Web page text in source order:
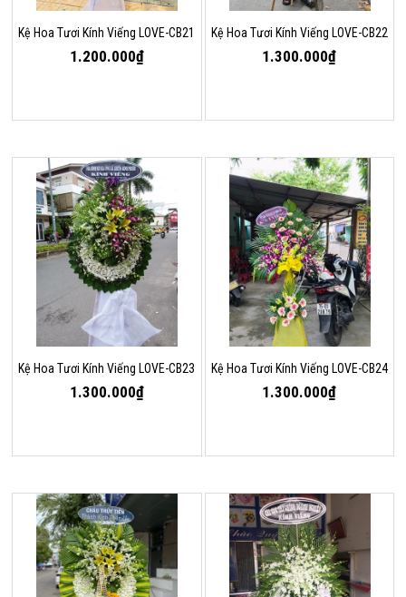
Kệ Hoa Tươi Kính Viếng LOVE-CB21
1.200.000₫
Kệ Hoa Tươi Kính Viếng LOVE-CB22
1.300.000₫
Kệ Hoa Tươi Kính Viếng LOVE-CB23
1.300.000₫
Kệ Hoa Tươi Kính Viếng LOVE-CB24
1.300.000₫